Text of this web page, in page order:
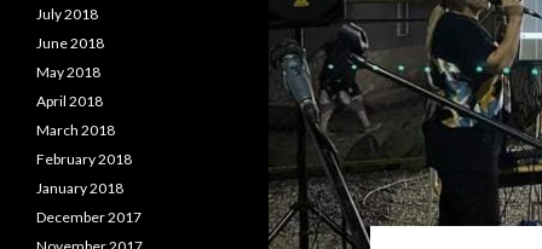
July 2018
June 2018
May 2018
April 2018
March 2018
February 2018
January 2018
December 2017